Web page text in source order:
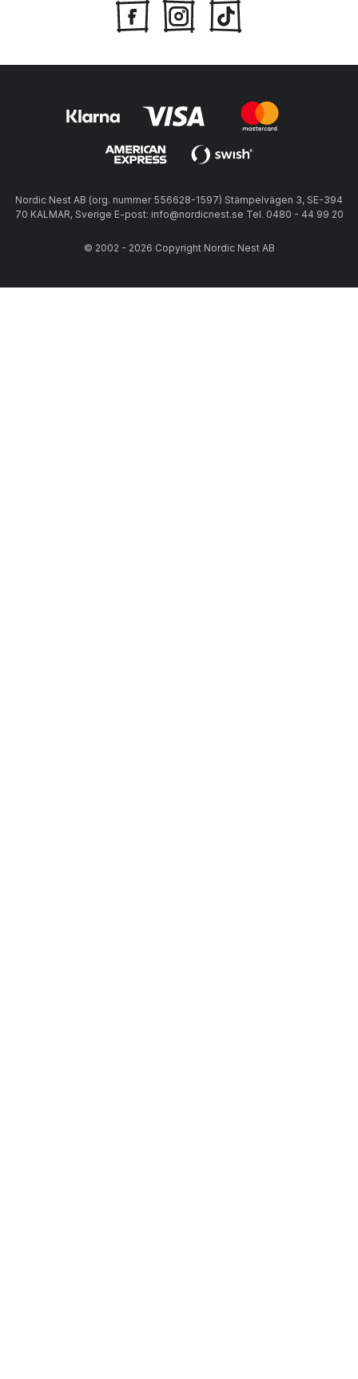
Nordic Nest AB (org. nummer 556628-1597) Stämpelvägen 3, SE-394
70 KALMAR, Sverige E-post: info@nordicnest.se Tel. 0480 - 44 99 20
© 2002 - 2026 Copyright Nordic Nest AB